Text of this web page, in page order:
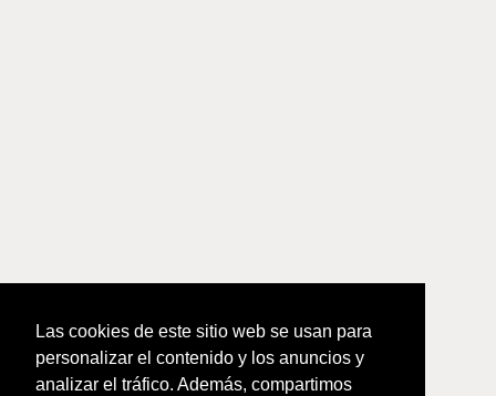
Las cookies de este sitio web se usan para
personalizar el contenido y los anuncios y
analizar el tráfico. Además, compartimos